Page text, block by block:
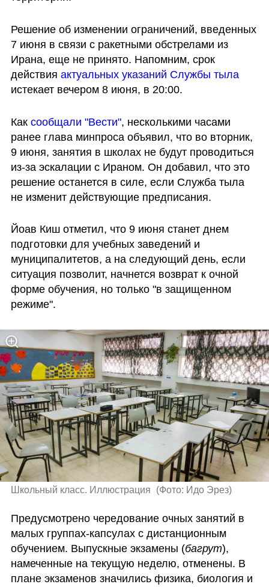
Решение об изменении ограничений, введенных
7 июня в связи с ракетными обстрелами из
Ирана, еще не принято. Напомним, срок
действия актуальных указаний Службы тыла
истекает вечером 8 июня, в 20:00.
Как сообщали "Вести", несколькими часами
ранее глава минпроса объявил, что во вторник,
9 июня, занятия в школах не будут проводиться
из-за эскалации с Ираном. Он добавил, что это
решение останется в силе, если Служба тыла
не изменит действующие предписания.
Йоав Киш отметил, что 9 июня станет днем
подготовки для учебных заведений и
муниципалитетов, а на следующий день, если
ситуация позволит, начнется возврат к очной
форме обучения, но только "в защищенном
режиме".
Школьный класс. Иллюстрация (Фото: Идо Эрез)
Предусмотрено чередование очных занятий в
малых группах-капсулах с дистанционным
обучением. Выпускные экзамены (багрут),
намеченные на текущую неделю, отменены. В
плане экзаменов значились физика, биология и